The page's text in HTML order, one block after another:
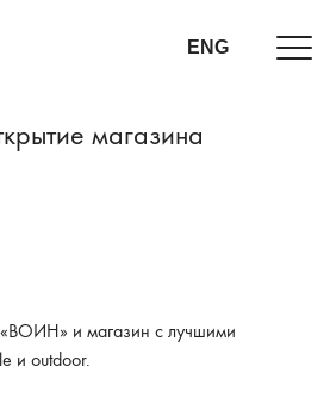
ENG
магазина
и магазин с лучшими
и outdoor.